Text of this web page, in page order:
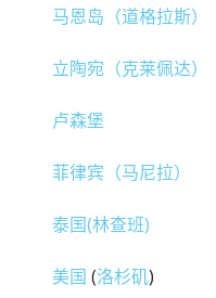
马恩岛（道格拉斯）
立陶宛（克莱佩达）
卢森堡
菲律宾（马尼拉）
泰国(林查班)
美国 (洛杉矶)